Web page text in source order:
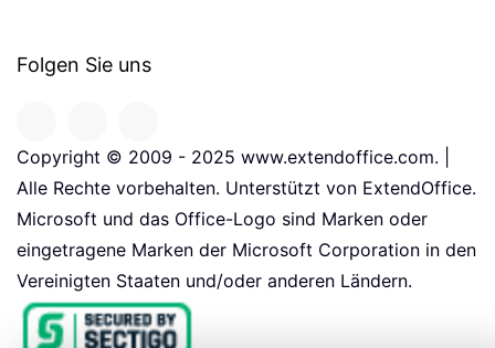
Folgen Sie uns
Copyright © 2009 - 2025 www.extendoffice.com. |
Alle Rechte vorbehalten. Unterstützt von ExtendOffice.
Microsoft und das Office-Logo sind Marken oder
eingetragene Marken der Microsoft Corporation in den
Vereinigten Staaten und/oder anderen Ländern.